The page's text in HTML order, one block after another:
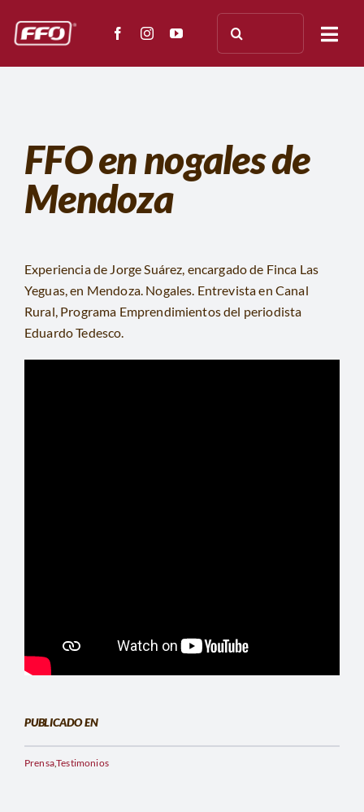
FFO en nogales de
Mendoza
Experiencia de Jorge Suárez, encargado de Finca Las
Yeguas, en Mendoza. Nogales. Entrevista en Canal
Rural, Programa Emprendimientos del periodista
Eduardo Tedesco.
PUBLICADO EN
Prensa,Testimonios